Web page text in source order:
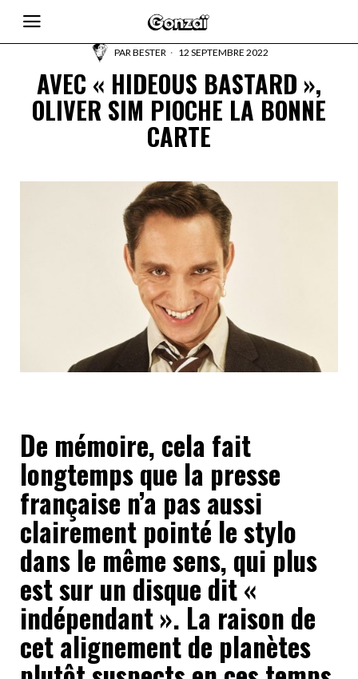
PARBESTER 12 SEPTEMBRE 2022
AVEC « HIDEOUS BASTARD »,
OLIVER SIM PIOCHE LA BONNE
CARTE
De mémoire, cela fait
longtemps que la presse
française n’a pas aussi
clairement pointé le stylo
dans le même sens, qui plus
est sur un disque dit «
indépendant ». La raison de
cet alignement de planètes